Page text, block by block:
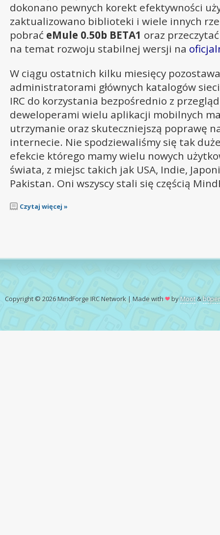
dokonano pewnych korekt efektywności
zaktualizowano biblioteki i wiele innych
pobrać eMule 0.50b BETA1 oraz
na temat rozwoju stabilnej wersji na
W ciągu ostatnich kilku miesięcy
administratorami głównych katalogów
IRC do korzystania bezpośrednio z
deweloperami wielu aplikacji mobilnych
utrzymanie oraz skuteczniejszą poprawę
internecie. Nie spodziewaliśmy się tak
efekcie którego mamy wielu nowych
świata, z miejsc takich jak USA, Indie,
Pakistan. Oni wszyscy stali się częścią
Czytaj więcej »
Copyright © 2026 MindForge IRC Network | Made with by Moot &